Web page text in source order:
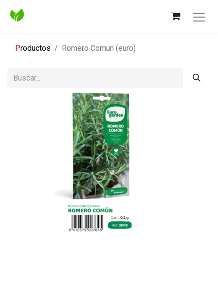
Productos Romero Comun (euro)